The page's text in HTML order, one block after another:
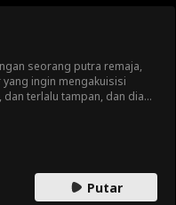
seorang putra remaja,
yang ingin mengakuisisi
terlalu tampan, dan dia
Putar